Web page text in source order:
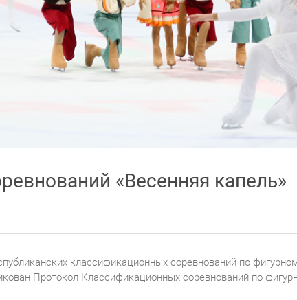
«Весенняя капель»
классификационных соревнований по
Протокол Классификационных соревнований по